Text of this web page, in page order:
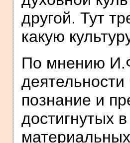
другой. Тут
какую
По мнению
познание и
достигнутых